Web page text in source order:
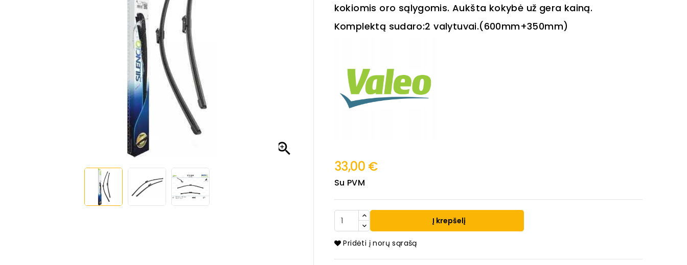

kokiomis oro sąlygomis. Aukšta kokybė už gera kainą.
Komplektą sudaro:2 valytuvai.(600mm+350mm)
33,00 €
Su PVM
Į krepšelį
Pridėti į norų sąrašą